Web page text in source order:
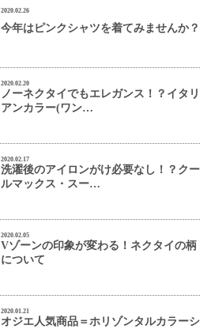
2020.02.26
今年はピンクシャツを着てみませんか？
2020.02.20
ノーネクタイでもエレガンス！？イタリ
アンカラー(ワン…
2020.02.17
洗濯後のアイロンがけ必要なし！？クー
ルマックス・スー…
2020.02.05
Vゾーンの印象が変わる！ネクタイの柄
について
2020.01.21
オジエ人気商品＝ホリゾンタルカラーシ